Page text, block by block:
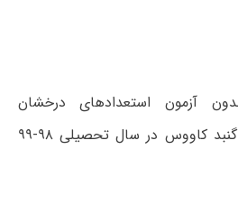
آزمون استعدادهای درخشان
کارشناسی ارشد دانشگاه گنبد کاووس در سال تحصیلی ۹۸-۹۹